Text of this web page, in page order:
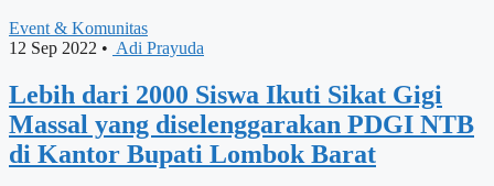
Event & Komunitas
12 Sep 2022 • Adi Prayuda
Lebih dari 2000 Siswa Ikuti Sikat Gigi
Massal yang diselenggarakan PDGI NTB
di Kantor Bupati Lombok Barat